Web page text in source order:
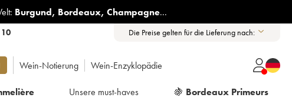
Burgund, Bordeaux, Champagne...
Die Preise gelten für die Lieferung nach:
Wein-Notierung Wein-Enzyklopädie
Unsere must-haves 🍇 Bordeaux Primeurs